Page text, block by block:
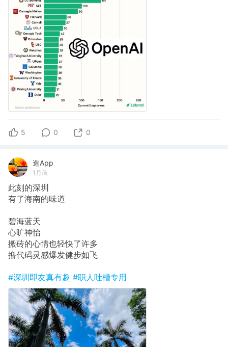
5 0 0
造App
1月前
此刻的深圳
有了海南的味道
碧海蓝天
心旷神怡
搬砖的心情也轻快了许多
撸代码灵感爆发健步如飞
#深圳即友真有趣 #职人吐槽专用